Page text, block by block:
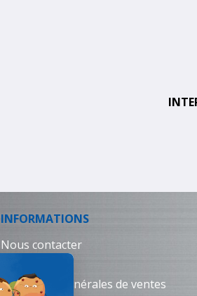
INFORMATIONS
Nous contacter
Conditions générales de ventes